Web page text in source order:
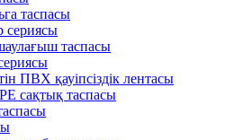
таспасы
сериясы
таспасы
ПВХ қауіпсіздік лентасы
сақтық таспасы